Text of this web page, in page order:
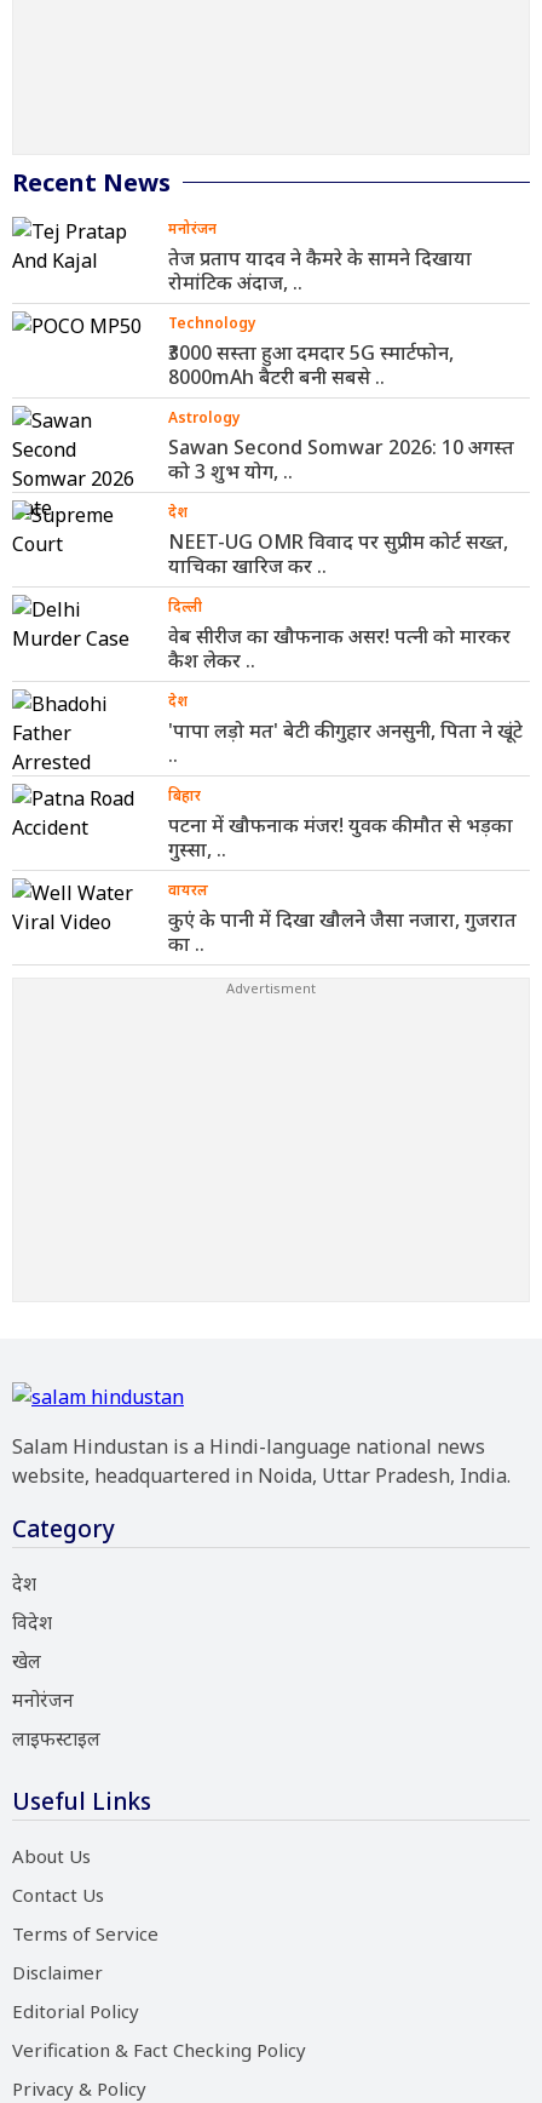
Recent News
मनोरंजन
तेज प्रताप यादव ने कैमरे के सामने दिखाया
रोमांटिक अंदाज, ..
Technology
₹3000 सस्ता हुआ दमदार 5G स्मार्टफोन,
8000mAh बैटरी बनी सबसे ..
Astrology
Sawan Second Somwar 2026: 10 अगस्त
को 3 शुभ योग, ..
देश
NEET-UG OMR विवाद पर सुप्रीम कोर्ट सख्त,
याचिका खारिज कर ..
दिल्ली
वेब सीरीज का खौफनाक असर! पत्नी को मारकर
कैश लेकर ..
देश
'पापा लड़ो मत' बेटी की गुहार अनसुनी, पिता ने खूंटे
..
बिहार
पटना में खौफनाक मंजर! युवक की मौत से भड़का
गुस्सा, ..
वायरल
कुएं के पानी में दिखा खौलने जैसा नजारा, गुजरात
का ..
Salam Hindustan is a Hindi-language national news
website, headquartered in Noida, Uttar Pradesh, India.
Category
देश
विदेश
खेल
मनोरंजन
लाइफस्टाइल
Useful Links
About Us
Contact Us
Terms of Service
Disclaimer
Editorial Policy
Verification & Fact Checking Policy
Privacy & Policy